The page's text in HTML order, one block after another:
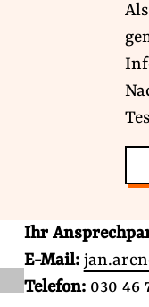
Ihr
E-Mail:
Telefon:030 46